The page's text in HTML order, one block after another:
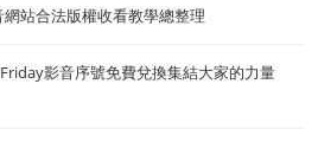
站合法版權收看教學總整理
影音序號免費兌換集結大家的力量